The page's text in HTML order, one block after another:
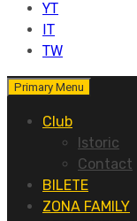
YT
IT
TW
Primary Menu
Club
Istoric
Contact
BILETE
ZONA FAMILY